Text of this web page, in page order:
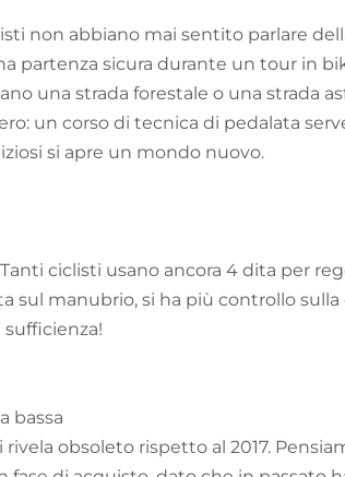
non abbiano mai sentito parlare
partenza sicura durante un tour in
una strada forestale o una strada
un corso di tecnica di pedalata
si apre un mondo nuovo.
ciclisti usano ancora 4 dita per
sul manubrio, si ha più controllo sulla
sufficienza!
bassa
obsoleto rispetto al 2017.